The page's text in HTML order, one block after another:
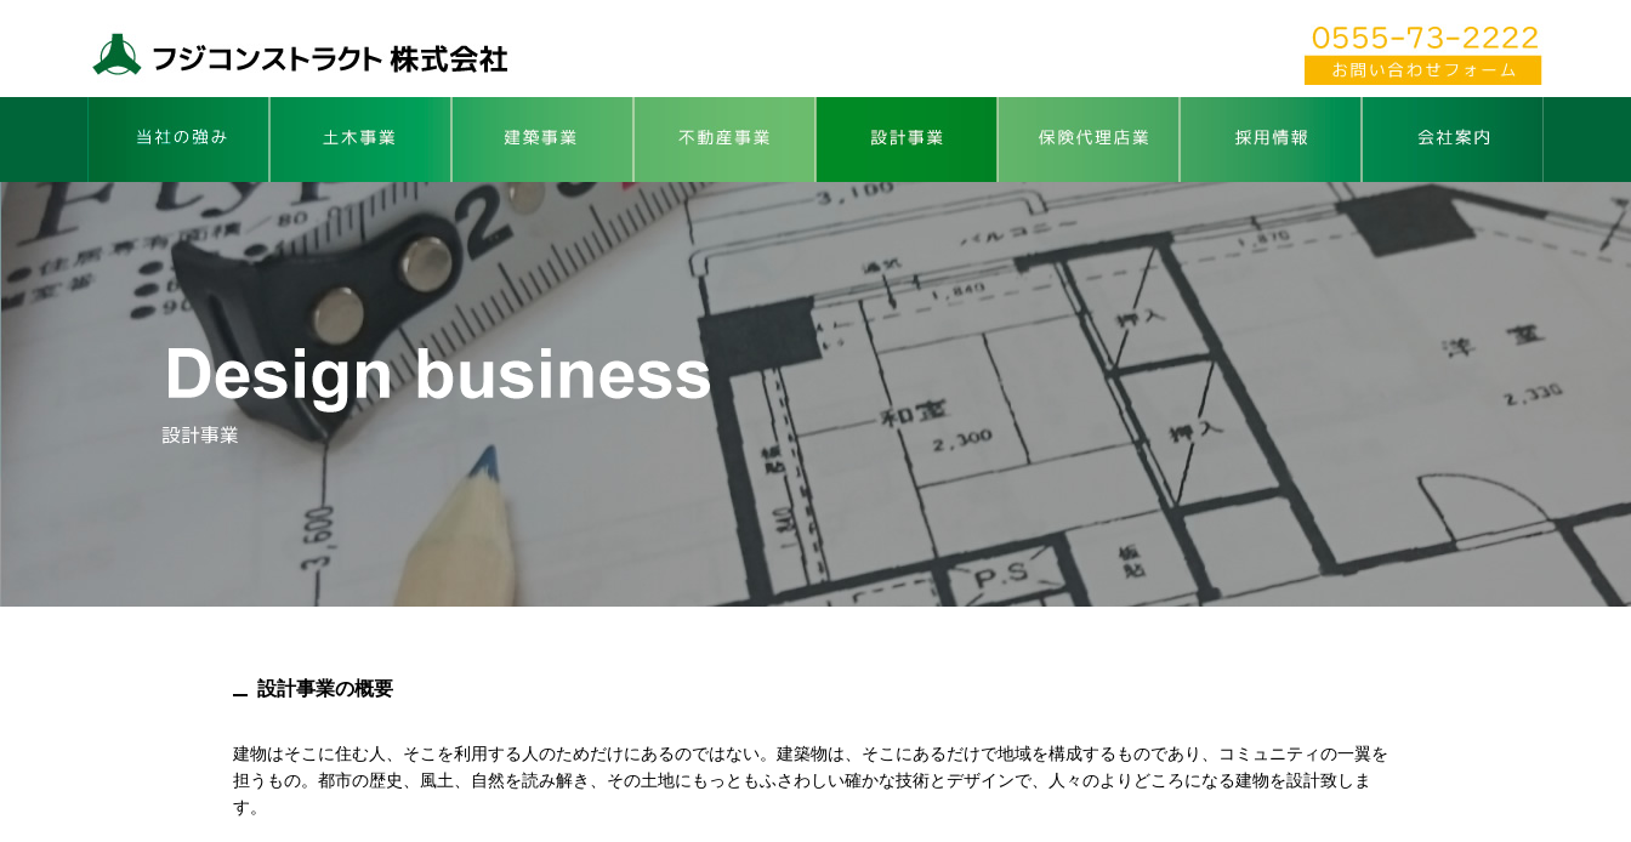
設計事業の概要
建物はそこに住む人、そこを利用する人のためだけにあるのではない。建築物は、そこにあるだけで地域を構成するものであり、コミュニティの一翼を
担うもの。都市の歴史、風土、自然を読み解き、その土地にもっともふさわしい確かな技術とデザインで、人々のよりどころになる建物を設計致しま
す。